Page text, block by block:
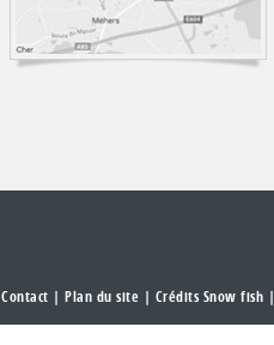
Contact | Plan du site | Crédits Snow fish |